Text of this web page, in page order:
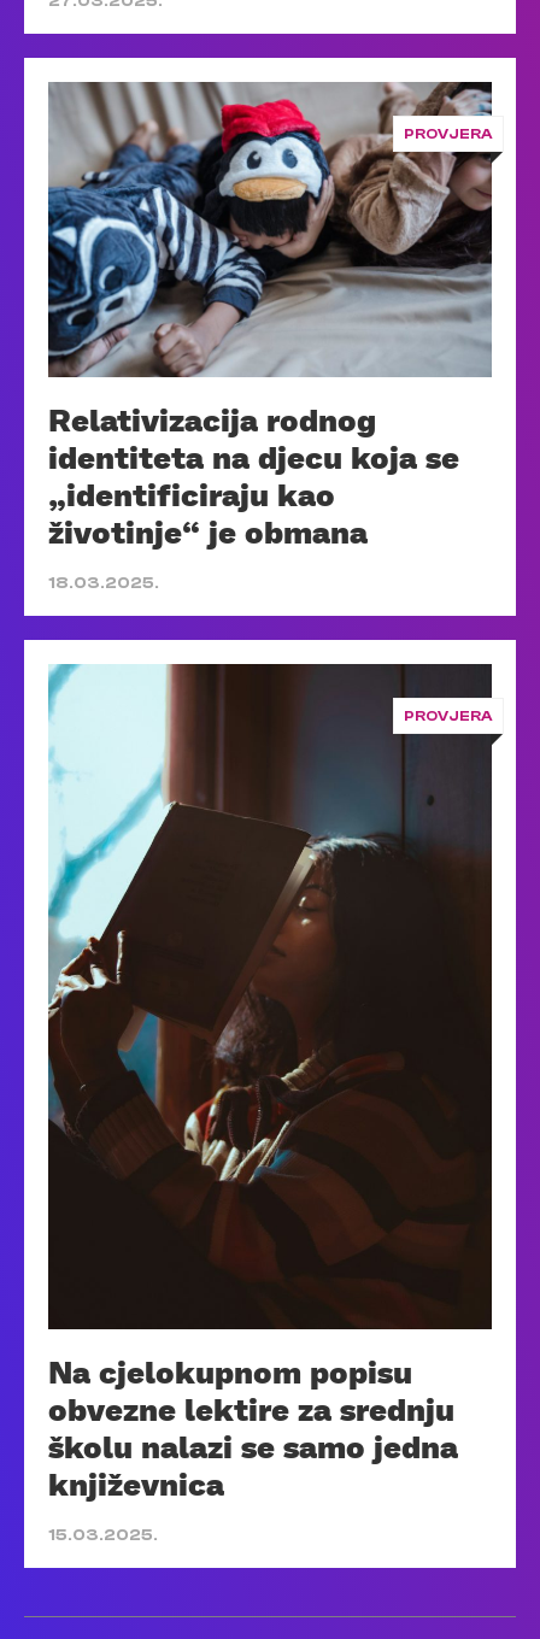
PROVJERA
Relativizacija rodnog
identiteta na djecu koja se
„identificiraju kao
životinje“ je obmana
18.03.2025.
PROVJERA
Na cjelokupnom popisu
obvezne lektire za srednju
školu nalazi se samo jedna
književnica
15.03.2025.